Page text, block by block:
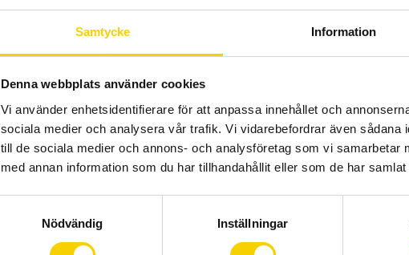
Samtycke Information
Denna webbplats använder cookies
Vi använder enhetsidentifierare för att anpassa innehållet och
sociala medier och analysera vår trafik. Vi vidarebefordrar även sådana
till de sociala medier och annons- och analysföretag som vi
med annan information som du har tillhandahållit eller som de har
Nödvändig Inställningar